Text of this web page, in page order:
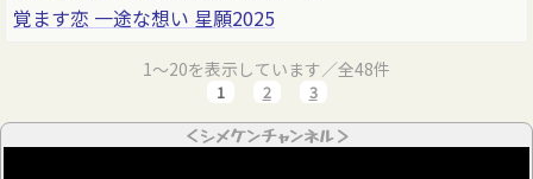
覚ます恋 一途な想い 星願2025
1～20を表示しています／全48件
1 2 3
＜シメケンチャンネル＞